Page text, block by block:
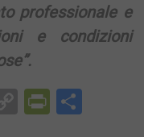
professionale e
e condizioni
Copy